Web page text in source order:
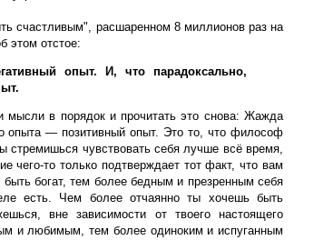
счастливым", расшаренном 8 миллионов раз на
этом отстое:
опыт. И, что парадоксально,
мысли в порядок и прочитать это снова: Жажда
опыта — позитивный опыт. Это то, что философ
чувствовать себя лучше всё время,
чего-то только подтверждает тот факт, что вам
богат, тем более бедным и презренным себя
есть. Чем более отчаянно ты хочешь быть
вне зависимости от твоего настоящего
и любимым, тем более одиноким и испуганным